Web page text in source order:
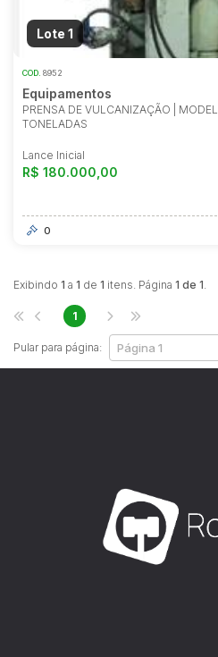
Lote 1
COD. 8952
Equipamentos
PRENSA DE VULCANIZAÇÃO |
TONELADAS
Lance Inicial
R$ 180.000,00
0
Exibindo 1 a 1 de 1 itens. Página 1 de 1.
Pular para página:
1